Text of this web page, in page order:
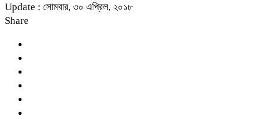
Update : সোমবার, ৩০ এপ্রিল, ২০১৮
Share